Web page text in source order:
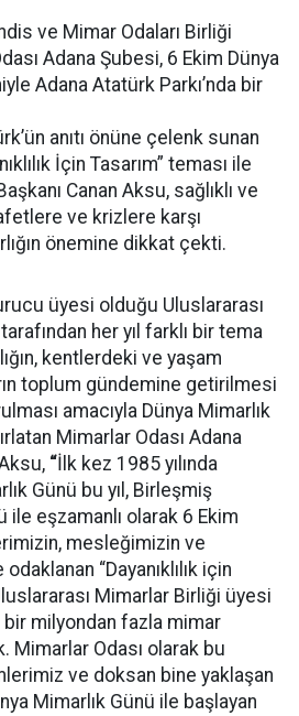
ve Mimar Odaları Birliği
Adana Şubesi, 6 Ekim Dünya
Adana Atatürk Parkı’nda bir
anıtı önüne çelenk sunan
İçin Tasarım” teması ile
Canan Aksu, sağlıklı ve
ve krizlere karşı
önemine dikkat çekti.
üyesi olduğu Uluslararası
her yıl farklı bir tema
kentlerdeki ve yaşam
toplum gündemine getirilmesi
amacıyla Dünya Mimarlık
Mimarlar Odası Adana
“İlk kez 1985 yılında
Günü bu yıl, Birleşmiş
eşzamanlı olarak 6 Ekim
mesleğimizin ve
“Dayanıklılık için
Mimarlar Birliği üyesi
milyondan fazla mimar
Mimarlar Odası olarak bu
ve doksan bine yaklaşan
Mimarlık Günü ile başlayan